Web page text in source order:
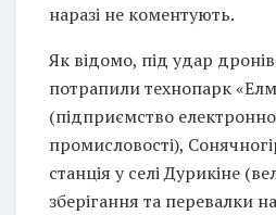
наразі не коментують.
Як відомо, під удар
потрапили технопарк
(підприємство
промисловості),
станція у селі Дурикіне
зберігання та перевалки